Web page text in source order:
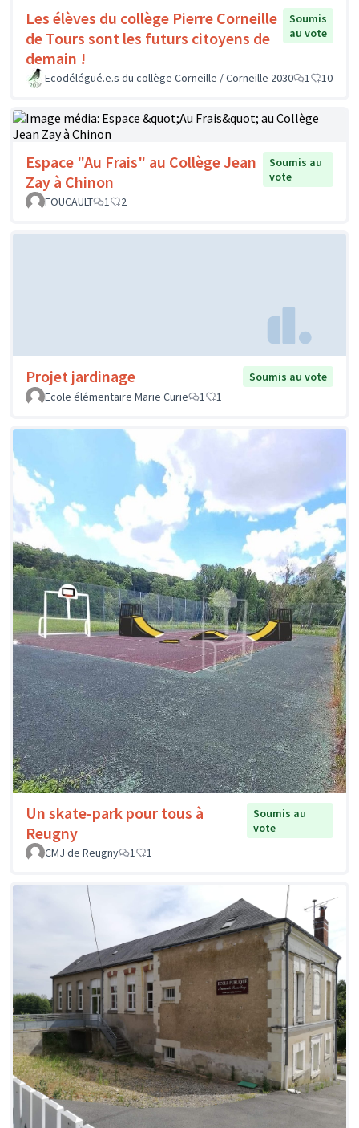
Les élèves du collège Pierre Corneille
de Tours sont les futurs citoyens de
demain !
Soumis
au vote
Ecodélégué.e.s du collège Corneille / Corneille 2030 1 10
Espace "Au Frais" au Collège Jean
Zay à Chinon
Soumis au
vote
FOUCAULT
1 2
Projet jardinage
Soumis au vote
Ecole élémentaire Marie Curie
1 1
Un skate-park pour tous à
Reugny
Soumis au
vote
CMJ de Reugny
1 1